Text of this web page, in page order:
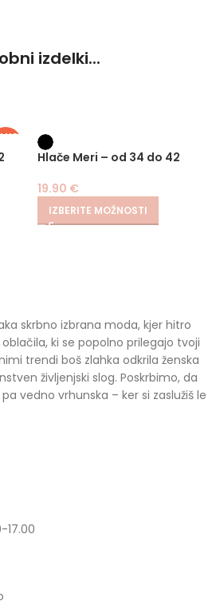
izdelki...
Hlače Meri – od 34 do 42
19.90 €
IZBERITE MOŽNOSTI
skrbno izbrana moda, kjer hitro
ki se popolno prilegajo tvoji
trendi boš zlahka odkrila ženska
življenjski slog. Poskrbimo, da
vedno vrhunska – ker si zaslužiš le
17.00